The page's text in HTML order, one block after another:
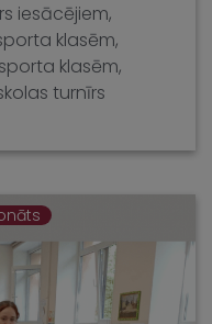
iesācējiem,
klasēm,
klasēm,
turnīrs